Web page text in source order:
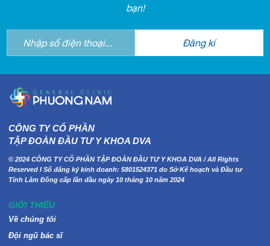
bạn!
CÔNG TY CỔ PHẦN
TẬP ĐOÀN ĐẦU TƯ Y KHOA DVA
© 2024 CÔNG TY CỔ PHẦN TẬP ĐOÀN ĐẦU TƯ Y KHOA DVA / All Rights
Reserved I Số đăng ký kinh doanh: 5801524371 do Sở Kế hoạch và Đầu tư
Tỉnh Lâm Đồng cấp lần đầu ngày 10 tháng 10 năm 2024
GIỚI THIỆU
Về chúng tôi
Đội ngũ bác sĩ